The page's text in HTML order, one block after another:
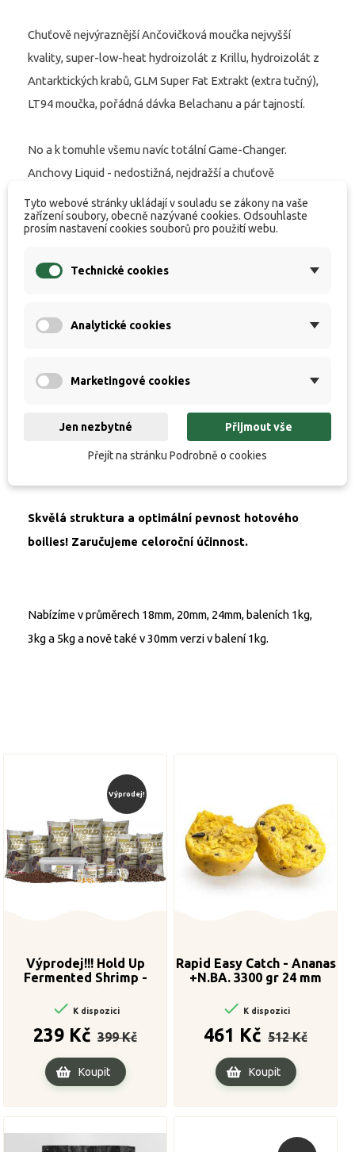
Chuťově nejvýraznější Ančovičková moučka nejvyšší
kvality, super-low-heat hydroizolát z Krillu, hydroizolát z
Antarktických krabů, GLM Super Fat Extrakt (extra tučný),
LT94 moučka, pořádná dávka Belachanu a pár tajností.
No a k tomuhle všemu navíc totální Game-Changer.
Anchovy Liquid - nedostižná, nejdražší a chuťově
nejvýraznější tekutá potrava celého oceánu!
Legendární esence MONSTER SHELLFISH podpořená
celé tři roky testování opakovaně potvrzovala, že
posunout zase o pořádný kus dál.
No a dnes, vlastně už o 18 let později, jsem vážně šťastný a
pyšný, že všechny naše k dokonalosti vymazlené
Skvělá struktura a optimální pevnost hotového
boilies! Zaručujeme celoroční účinnost.
Nabízíme v průměrech 18mm, 20mm, 24mm, baleních 1kg,
3kg a 5kg a nově také v 30mm verzi v balení 1kg.
Výprodej!
Výprodej!!! Hold Up
Fermented Shrimp -
 K dispozici
239 Kč
cena
399 Kč
Koupit
Rapid Easy Catch - Ananas
+N.BA. 3300 gr 24 mm
 K dispozici
461 Kč
cena
512 Kč
Koupit
Tyto webové stránky ukládají v souladu se zákony na vaše
zařízení soubory, obecně nazývané cookies. Odsouhlaste
prosím nastavení cookies souborů pro použití webu.
Technické cookies
Analytické cookies
Marketingové cookies
Jen nezbytné Přijmout vše
Přejít na stránku Podrobně o cookies